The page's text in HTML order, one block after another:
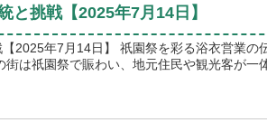
と挑戦【2025年7月14日】
祭を彩る浴衣営業の伝統と挑戦